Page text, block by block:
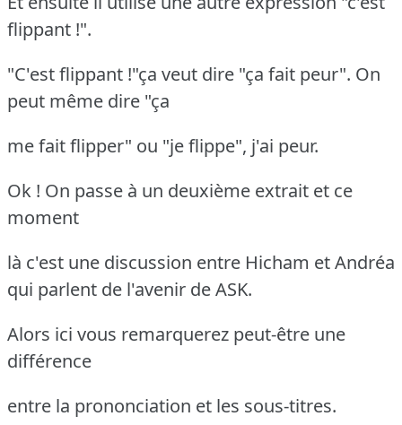
flippant !".
"C'est flippant !"ça veut dire "ça fait peur". On
peut même dire "ça
me fait flipper" ou "je flippe", j'ai peur.
Ok ! On passe à un deuxième extrait et ce
moment
là c'est une discussion entre Hicham et Andréa
qui parlent de l'avenir de ASK.
Alors ici vous remarquerez peut-être une
différence
entre la prononciation et les sous-titres.